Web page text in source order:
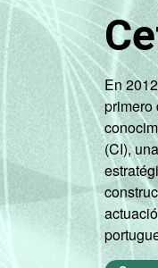
En
primero
(CI),